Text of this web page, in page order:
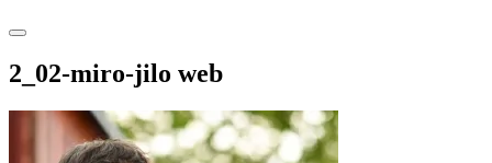
Toggle
2_02-miro-jilo web